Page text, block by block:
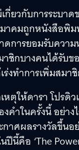
ยวกับการระบา
คมถูกหนังสือพิมพ์
ดการยอมรับควา
าชิกบางคนได้รับ
งทำการเพิ่มสม
หตุให้ดารา โปรดิ
งคำในครั้งนี้ อย่า
าศผลรางวัลขึ้น
ปีนี้คือ ‘The